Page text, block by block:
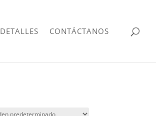
DETALLES CONTÁCTANOS